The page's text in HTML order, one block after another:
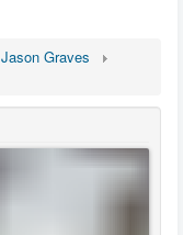
Jason Graves